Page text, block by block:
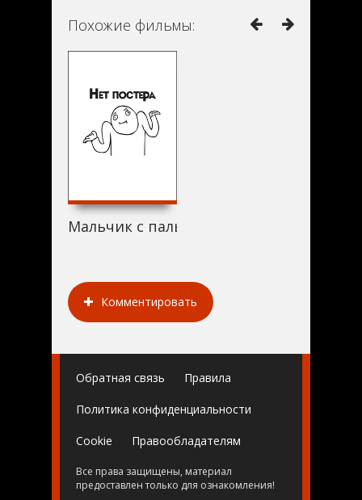
Похожие фильмы:
Мальчик с пальчик (1977)
Комментировать
Обратная связь Правила
Политика конфиденциальности
Cookie Правообладателям
Все права защищены, материал
предоставлен только для ознакомления!